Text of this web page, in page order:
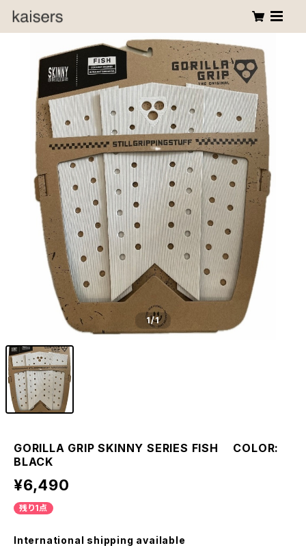
1/1
GORILLA GRIP SKINNY SERIES FISH COLOR:
BLACK
¥6,490
残り1点
International shipping available